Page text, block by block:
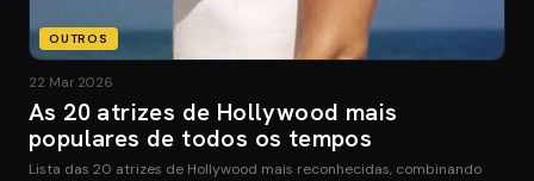
OUTROS
22 Mar 2026
As 20 atrizes de Hollywood mais
populares de todos os tempos
Lista das 20 atrizes de Hollywood mais reconhecidas, combinando